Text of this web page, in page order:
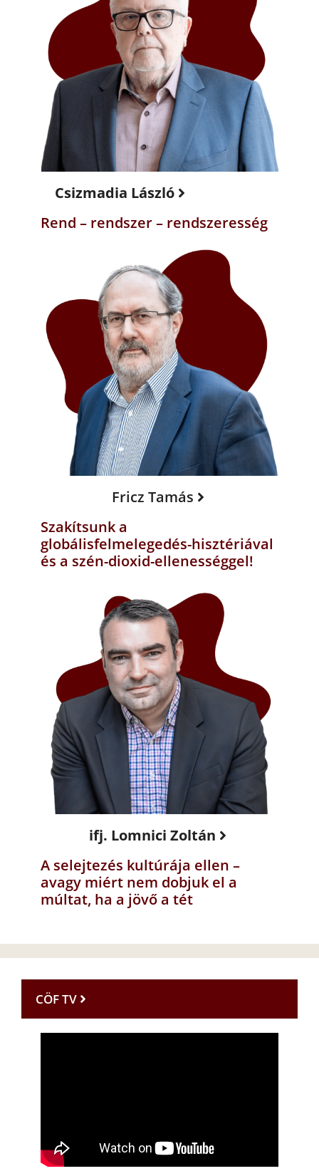
Csizmadia László
Rend – rendszer – rendszeresség
Fricz Tamás
Szakítsunk a
globálisfelmelegedés-hisztériával
és a szén-dioxid-ellenességgel!
ifj. Lomnici Zoltán
A selejtezés kultúrája ellen –
avagy miért nem dobjuk el a
múltat, ha a jövő a tét
CÖF TV